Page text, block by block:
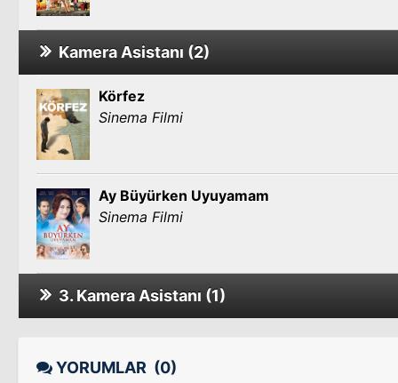
Kamera Asistanı (2)
Körfez
Sinema Filmi
Ay Büyürken Uyuyamam
Sinema Filmi
3. Kamera Asistanı (1)
Sinema Filmi
YORUMLAR (0)